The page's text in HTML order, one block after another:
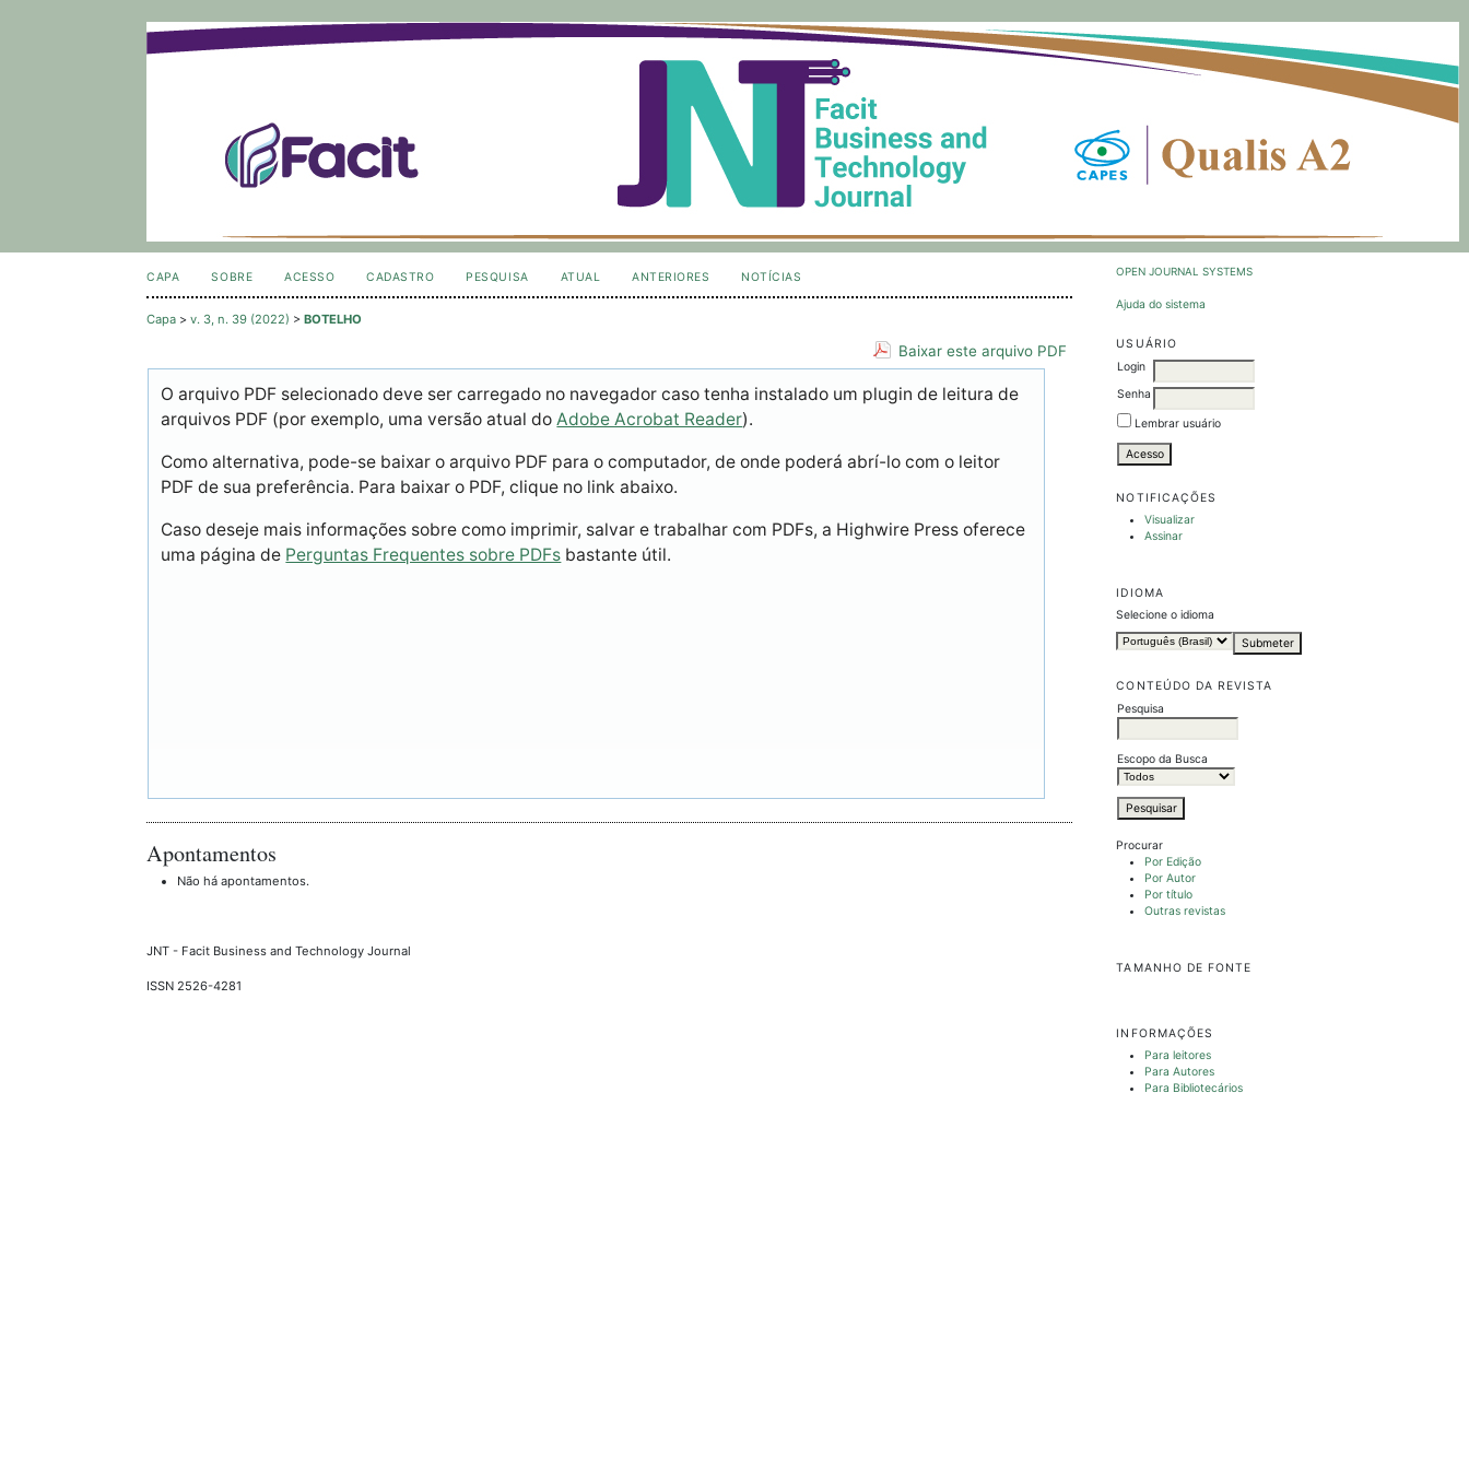
OPEN JOURNAL SYSTEMS
Ajuda do sistema
USUÁRIO
Login
Senha
Lembrar usuário
NOTIFICAÇÕES
Visualizar
Assinar
IDIOMA
Selecione o idioma
CONTEÚDO DA REVISTA
Pesquisa
Escopo da Busca
Procurar
Por Edição
Por Autor
Por título
Outras revistas
TAMANHO DE FONTE
INFORMAÇÕES
Para leitores
Para Autores
Para Bibliotecários
CAPA SOBRE ACESSO CADASTRO PESQUISA ATUAL ANTERIORES NOTÍCIAS
Capa >v. 3, n. 39 (2022) >BOTELHO
Baixar este arquivo PDF
O arquivo PDF selecionado deve ser carregado no navegador caso tenha instalado um plugin de leitura de
arquivos PDF (por exemplo, uma versão atual do Adobe Acrobat Reader).
Como alternativa, pode-se baixar o arquivo PDF para o computador, de onde poderá abrí-lo com o leitor
PDF de sua preferência. Para baixar o PDF, clique no link abaixo.
Caso deseje mais informações sobre como imprimir, salvar e trabalhar com PDFs, a Highwire Press oferece
uma página de Perguntas Frequentes sobre PDFs bastante útil.
Apontamentos
Não há apontamentos.
JNT - Facit Business and Technology Journal
ISSN 2526-4281